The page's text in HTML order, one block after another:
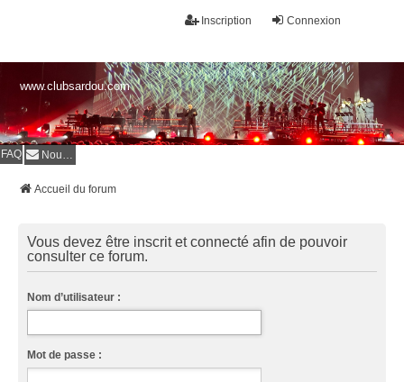
Connexion
Inscription
www.clubsardou.com
FAQ Nous contacter
Accueil du forum
Vous devez être inscrit et connecté afin de pouvoir
consulter ce forum.
Nom d’utilisateur :
Mot de passe :